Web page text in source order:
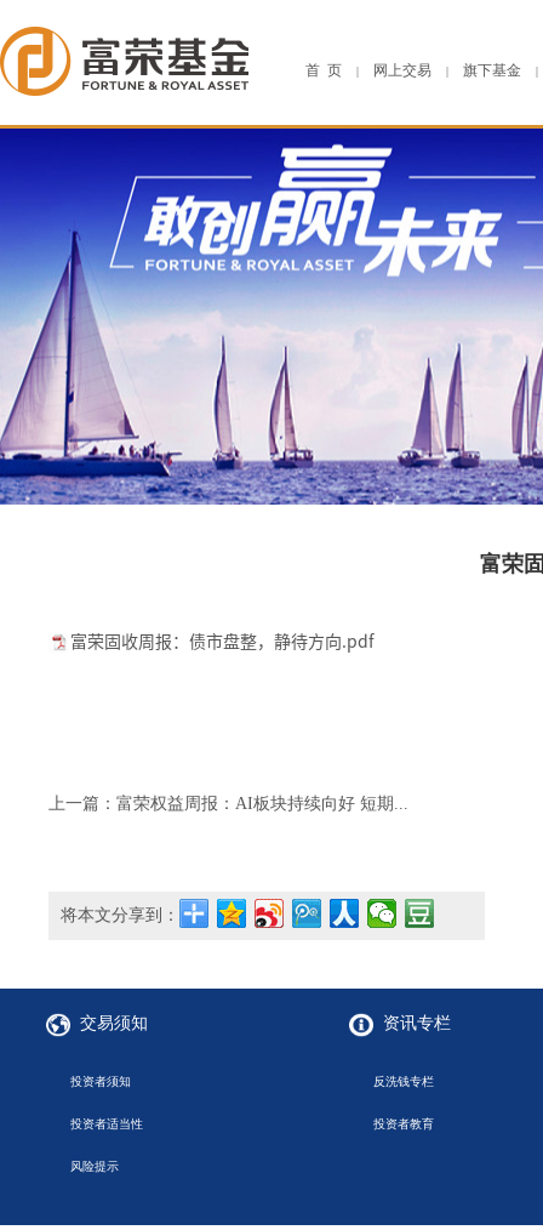
首 页 | 网上交易 | 旗下基金 |
富荣
富荣固收周报：债市盘整，静待方向.pdf
上一篇：富荣权益周报：AI板块持续向好 短期...
将本文分享到：
交易须知
投资者须知
投资者适当性
风险提示
资讯专栏
反洗钱专栏
投资者教育